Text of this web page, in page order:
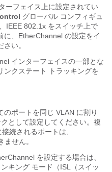
ーフェイス上に設定されてい
グローバル コンフィギュ
IEEE 802.1x をスイッチ上で
に、EtherChannel の設定をイ
い。
インターフェイスの一部とな
ンクステート トラッキングを
のポートを同じ VLAN に割り
として設定してください。複
続されるポートは、
せん。
を設定する場合は、
キング モード（ISL（スイッ